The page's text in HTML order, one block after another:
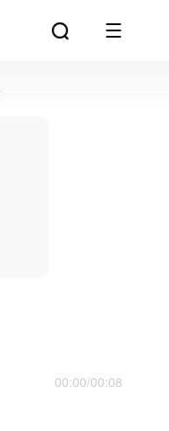
00:00/00:08